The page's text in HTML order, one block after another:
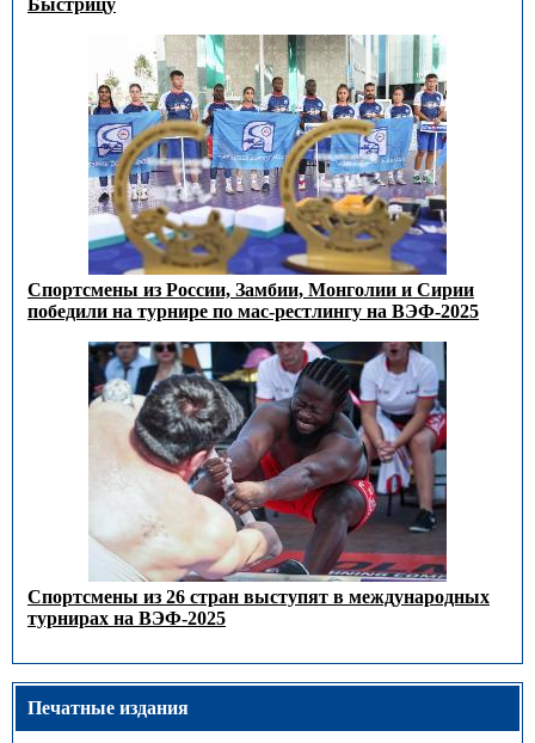
Быстрицу
Спортсмены из России, Замбии, Монголии и Сирии
победили на турнире по мас-рестлингу на ВЭФ-2025
Спортсмены из 26 стран выступят в международных
турнирах на ВЭФ-2025
Печатные издания